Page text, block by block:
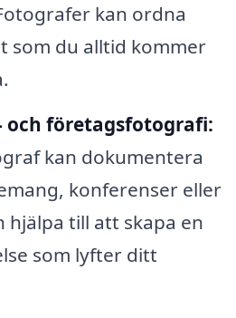
kan ordna
som du alltid kommer
och företagsfotografi:
kan dokumentera
konferenser eller
hjälpa till att skapa en
som lyfter ditt